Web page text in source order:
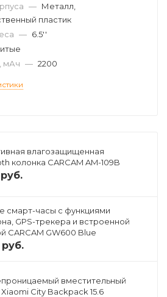
— Металл,
пластик
— 6.5''
мАч — 2200
влагозащищенная
колонка CARCAM AM-109B
руб.
смарт-часы с функциями
GPS-трекера и встроенной
CARCAM GW600 Blue
руб.
вместительный
City Backpack 15.6